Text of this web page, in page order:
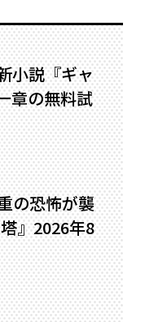
小説『ギャ
章の無料試
の恐怖が襲
』2026年8